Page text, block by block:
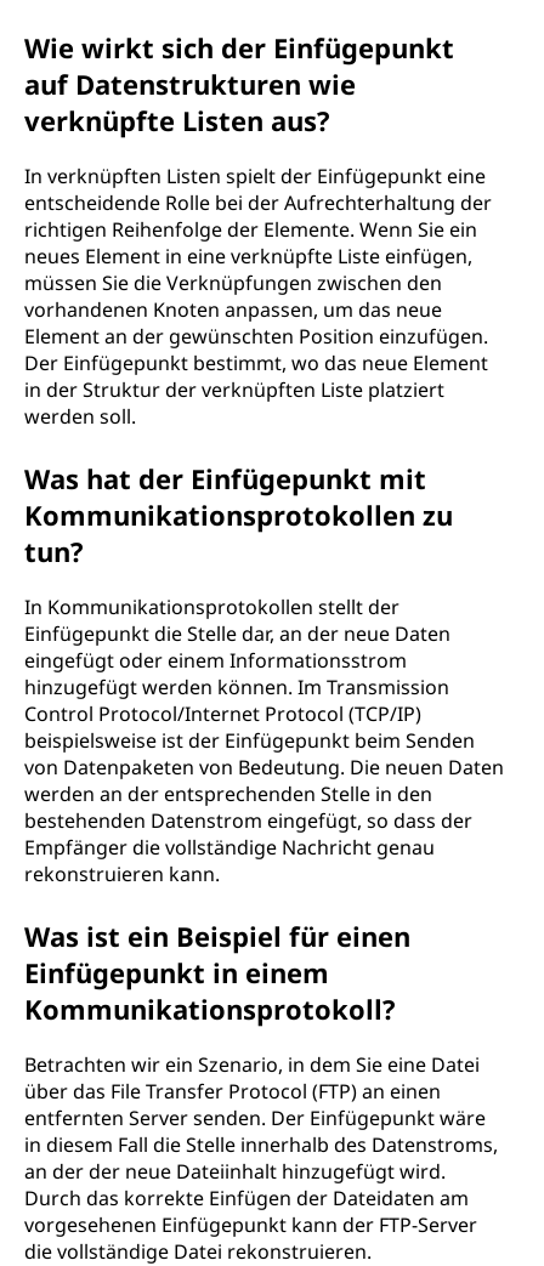
Wie wirkt sich der Einfügepunkt
auf Datenstrukturen wie
verknüpfte Listen aus?
In verknüpften Listen spielt der Einfügepunkt eine
entscheidende Rolle bei der Aufrechterhaltung der
richtigen Reihenfolge der Elemente. Wenn Sie ein
neues Element in eine verknüpfte Liste einfügen,
müssen Sie die Verknüpfungen zwischen den
vorhandenen Knoten anpassen, um das neue
Element an der gewünschten Position einzufügen.
Der Einfügepunkt bestimmt, wo das neue Element
in der Struktur der verknüpften Liste platziert
werden soll.
Was hat der Einfügepunkt mit
Kommunikationsprotokollen zu
tun?
In Kommunikationsprotokollen stellt der
Einfügepunkt die Stelle dar, an der neue Daten
eingefügt oder einem Informationsstrom
hinzugefügt werden können. Im Transmission
Control Protocol/Internet Protocol (TCP/IP)
beispielsweise ist der Einfügepunkt beim Senden
von Datenpaketen von Bedeutung. Die neuen Daten
werden an der entsprechenden Stelle in den
bestehenden Datenstrom eingefügt, so dass der
Empfänger die vollständige Nachricht genau
rekonstruieren kann.
Was ist ein Beispiel für einen
Einfügepunkt in einem
Kommunikationsprotokoll?
Betrachten wir ein Szenario, in dem Sie eine Datei
über das File Transfer Protocol (FTP) an einen
entfernten Server senden. Der Einfügepunkt wäre
in diesem Fall die Stelle innerhalb des Datenstroms,
an der der neue Dateiinhalt hinzugefügt wird.
Durch das korrekte Einfügen der Dateidaten am
vorgesehenen Einfügepunkt kann der FTP-Server
die vollständige Datei rekonstruieren.